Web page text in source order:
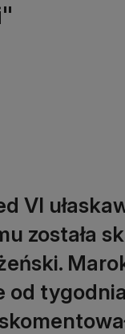
VI
została
od